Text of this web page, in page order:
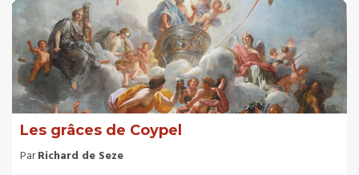
Les grâces de Coypel
ParRichard de Seze